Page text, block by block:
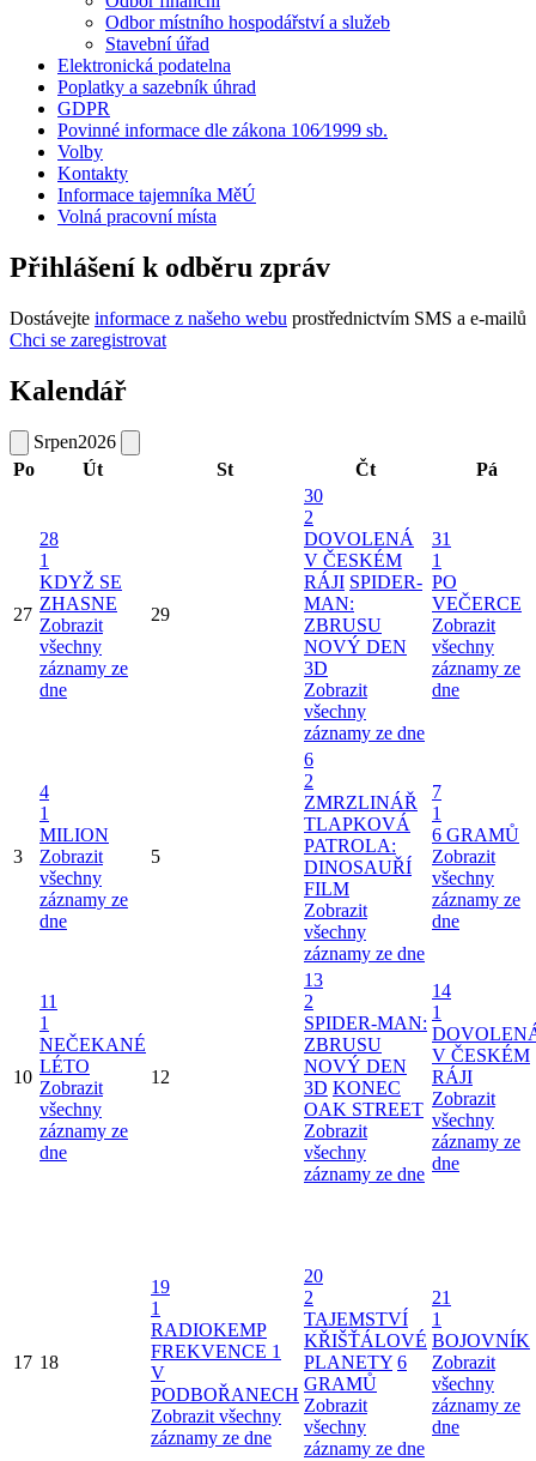
Odbor místního hospodářství a služeb
Stavební úřad
Elektronická podatelna
Poplatky a sazebník úhrad
GDPR
Povinné informace dle zákona 106⁄1999 sb.
Volby
Kontakty
Informace tajemníka MěÚ
Volná pracovní místa
Přihlášení k odběru zpráv
Dostávejte informace z našeho webu prostřednictvím SMS a e-mailů
Chci se zaregistrovat
Kalendář
Srpen2026
Po
Út St Čt Pá
27
28
1
KDYŽ SE
ZHASNE
Zobrazit
všechny
záznamy ze
dne
29
30
2
DOVOLENÁ
V ČESKÉM
RÁJI SPIDER-
MAN:
ZBRUSU
NOVÝ DEN
3D
Zobrazit
všechny
záznamy ze dne
31
1
PO
VEČERCE
Zobrazit
všechny
záznamy ze
dne
3
4
1
MILION
Zobrazit
všechny
záznamy ze
dne
5
6
2
ZMRZLINÁŘ
TLAPKOVÁ
PATROLA:
DINOSAUŘÍ
FILM
Zobrazit
všechny
záznamy ze dne
7
1
6 GRAMŮ
Zobrazit
všechny
záznamy ze
dne
10
11
1
NEČEKANÉ
LÉTO
Zobrazit
všechny
záznamy ze
dne
12
13
2
SPIDER-MAN:
ZBRUSU
NOVÝ DEN
3D KONEC
OAK STREET
Zobrazit
všechny
záznamy ze dne
14
1
V ČESKÉM
RÁJI
Zobrazit
všechny
záznamy ze
dne
17 18
19
1
RADIOKEMP
FREKVENCE 1
V
PODBOŘANECH
Zobrazit všechny
záznamy ze dne
20
2
TAJEMSTVÍ
KŘIŠŤÁLOVÉ
PLANETY 6
GRAMŮ
Zobrazit
všechny
záznamy ze dne
21
1
BOJOVNÍK
Zobrazit
všechny
záznamy ze
dne